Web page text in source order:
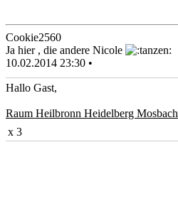
Cookie2560
Ja hier , die andere Nicole
10.02.2014 23:30 •
Hallo Gast,
Raum Heilbronn Heidelberg Mosbach
x 3